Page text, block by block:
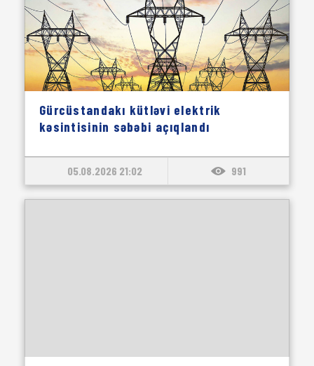
Gürcüstandakı kütləvi elektrik
kəsintisinin səbəbi açıqlandı
05.08.2026 21:02 991